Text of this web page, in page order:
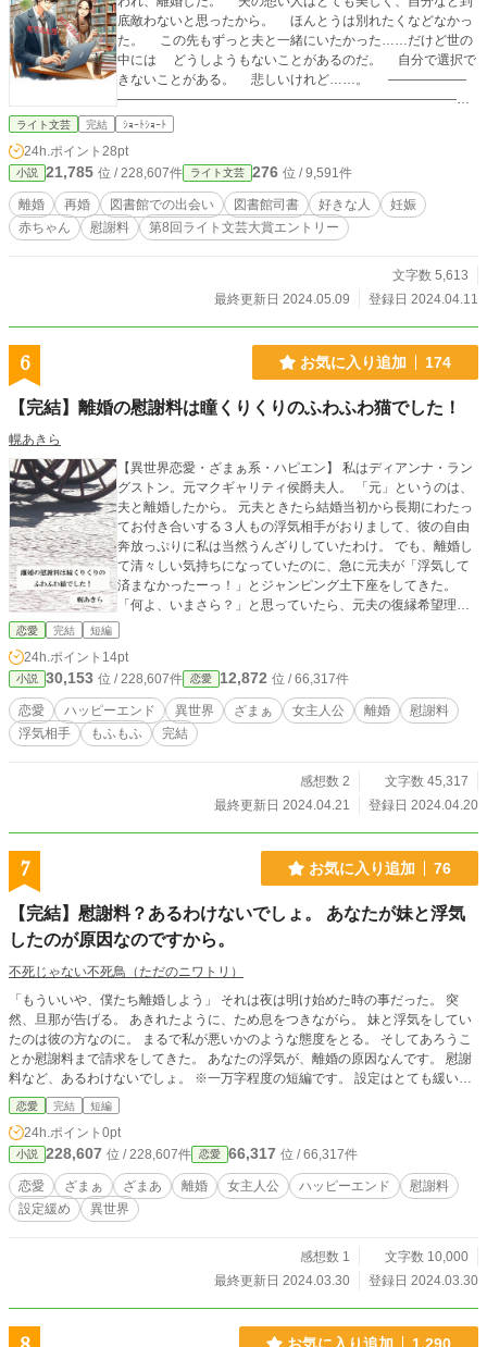
底敵わないと思ったから。 ほんとうは別れたくなどなかっ
た。 この先もずっと夫と一緒にいたかった……だけど世の
中には どうしようもないことがあるのだ。 自分で選択で
きないことがある。 悲しいけれど……。 ――――――
―――――――――――――――――――――――――――
登場人物紹介 戸田貴理子 ４０才 戸田正義 ４
田聖也 ３５才 2024.4.11 ―― プロット作成日 💛イラ
ストはAI生成自作画像
ライト文芸 完結 ｼｮｰﾄｼｮｰﾄ
24h.ポイント 28pt
小説 21,785 位 / 228,607件 ライト文芸 276 位 / 9,591件
離婚 再婚 図書館での出会い 図書館司書 好きな人
妊娠
赤ちゃん
慰謝料 第8回ライト文芸大賞エントリー
文字数 5,613
最終更新日 2024.05.09
登録日 2024.04.11
6 お気に入り追加 174
【完結】離婚の慰謝料は瞳くりくりのふわふわ猫でした！
幌あきら
【異世界恋愛・ざまぁ系・ハピエン】 私はディアンナ・ラン
グストン。元マクギャリティ侯爵夫人。 「元」というのは、
夫と離婚したから。 元夫ときたら結婚当初から長期にわたっ
てお付き合いする３人もの浮気相手がおりまして、彼の自由
奔放っぷりに私は当然うんざりしていたわけ。 でも、離婚し
て清々しい気持ちになっていたのに、急に元夫が「浮気して
済まなかったーっ！」とジャンピング土下座をしてきた。
「何よ、いまさら？」と思っていたら、元夫の復縁希望理由
は、まさかの『飼い猫のリリーと離婚で離れて寂しくなった
わ！ そうしたら、次々に元夫の浮気相手のところに『猫が
絡んだ奇妙な事件』が起こり始めた……。いったい、何が起
こっているというの――？ 首謀者は、え――？ 短め
連載・完結済み。設定ゆるいです。 お気軽に読みに来ていた
だけたらありがたいです。 他サイト様でも公開しています。
恋愛 完結 短編
24h.ポイント 14pt
小説 30,153 位 / 228,607件 恋愛 12,872 位 / 66,317件
恋愛 ハッピーエンド 異世界 ざまぁ 女主人公 離婚
慰謝料
浮気相手
もふもふ 完結
感想数 2
文字数 45,317
最終更新日 2024.04.21
登録日 2024.04.20
7 お気に入り追加 76
【完結】慰謝料？あるわけないでしょ。 あなたが妹と浮気
したのが原因なのですから。
不死じゃない不死鳥（ただのニワトリ）
「もういいや、僕たち離婚しよう」 それは夜は明け始めた時の事だった。 突
然、旦那が告げる。 あきれたように、ため息をつきながら。 妹と浮気をしてい
たのは彼の方なのに。 まるで私が悪いかのような態度をとる。 そしてあろうこ
とか慰謝料まで請求をしてきた。 あなたの浮気が、離婚の原因なんです。 慰謝
料など、あるわけないでしょ。 ※一万字程度の短編です。 設定はとても緩いで
す。
恋愛 完結 短編
24h.ポイント 0pt
小説 228,607 位 / 228,607件 恋愛 66,317 位 / 66,317件
恋愛 ざまぁ ざまあ 離婚 女主人公 ハッピーエンド
慰謝料
設定緩め
異世界
感想数 1
文字数 10,000
最終更新日 2024.03.30
登録日 2024.03.30
お気に入り追加 1,290